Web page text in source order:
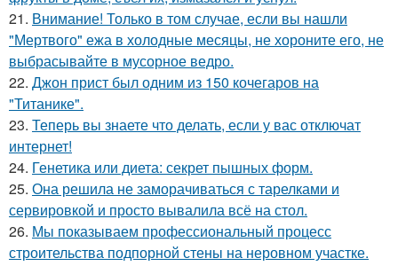
21. Внимание! Только в том случае, если вы нашли
"Мертвого" ежа в холодные месяцы, не хороните его, не
выбрасывайте в мусорное ведро.
22. Джон прист был одним из 150 кочегаров на
"Титанике".
23. Теперь вы знаете что делать, если у вас отключат
интернет!
24. Генетика или диета: секрет пышных форм.
25. Она решила не заморачиваться с тарелками и
сервировкой и просто вывалила всё на стол.
26. Мы показываем профессиональный процесс
строительства подпорной стены на неровном участке.